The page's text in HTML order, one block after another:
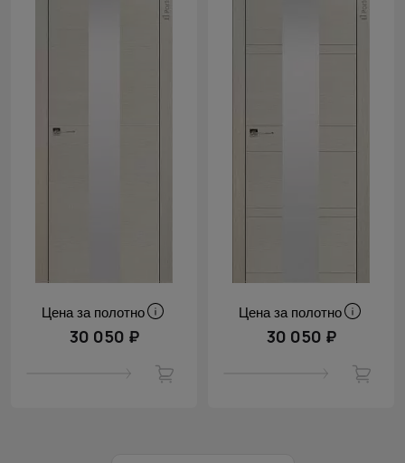
Цена за полотно
30 050 ₽
Цена за полотно
30 050 ₽